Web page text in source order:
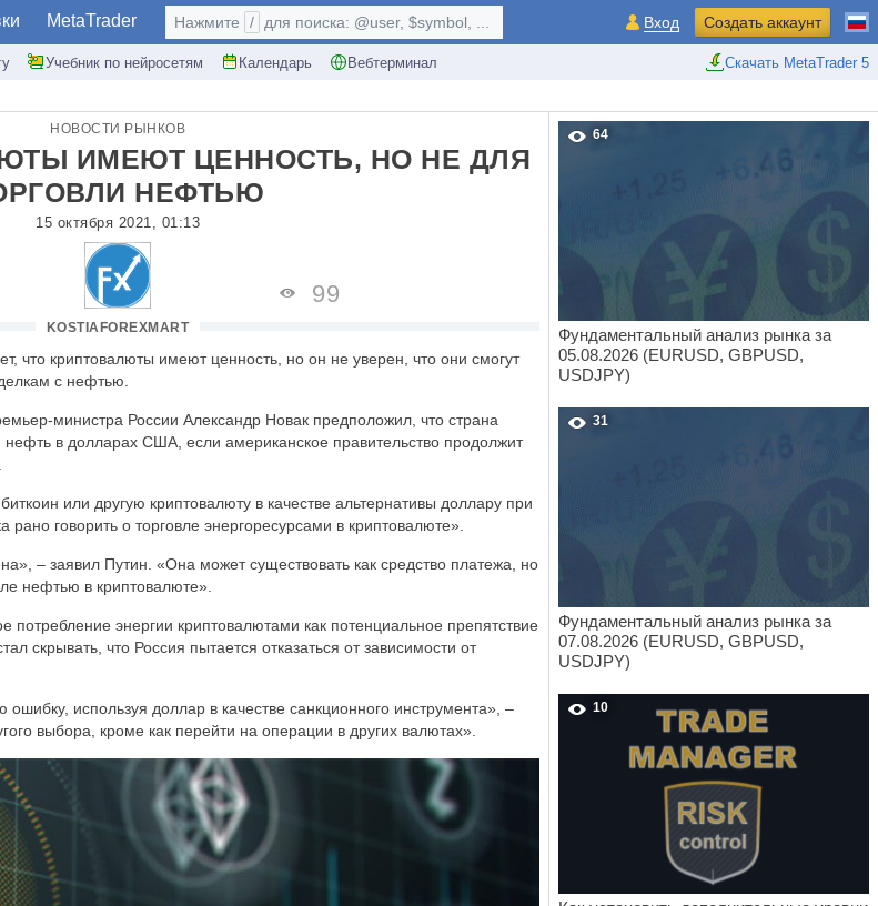
MetaTrader
Учебник по нейросетям Календарь Вебтерминал Скачать MetaTrader 5
Нажмите / для поиска: @user, $symbol, ... Вход Создать аккаунт
НОВОСТИ РЫНКОВ
ИМЕЮТ ЦЕННОСТЬ, НО НЕ ДЛЯ
НЕФТЬЮ
15 октября 2021, 01:13
KOSTIAFOREXMART
99
что криптовалюты имеют ценность, но он не уверен, что они смогут
с нефтью.
министра России Александр Новак предположил, что страна
нефть в долларах США, если американское правительство продолжит
или другую криптовалюту в качестве альтернативы доллару при
рано говорить о торговле энергоресурсами в криптовалюте».
– заявил Путин. «Она может существовать как средство платежа, но
нефтью в криптовалюте».
потребление энергии криптовалютами как потенциальное препятствие
скрывать, что Россия пытается отказаться от зависимости от
используя доллар в качестве санкционного инструмента», –
выбора, кроме как перейти на операции в других валютах».
64
Фундаментальный анализ рынка за
05.08.2026 (EURUSD, GBPUSD,
USDJPY)
31
Фундаментальный анализ рынка за
07.08.2026 (EURUSD, GBPUSD,
USDJPY)
10